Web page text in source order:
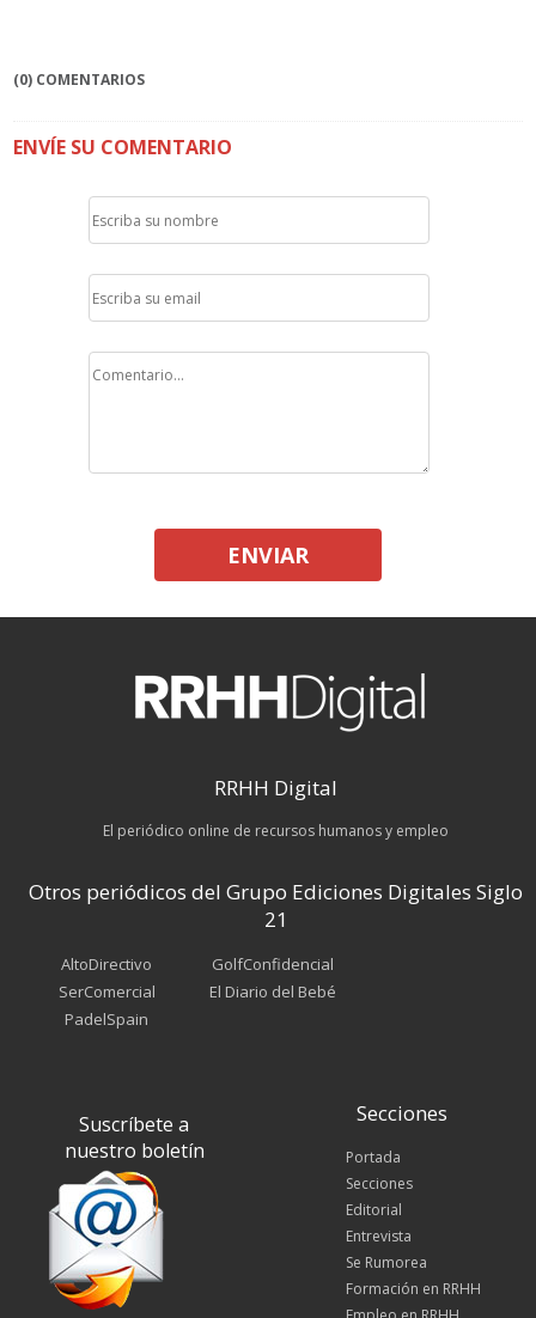
(0) COMENTARIOS
ENVÍE SU COMENTARIO
ENVIAR
RRHH Digital
El periódico online de recursos humanos y empleo
Otros periódicos del Grupo Ediciones Digitales Siglo
21
AltoDirectivo
SerComercial
PadelSpain
GolfConfidencial
El Diario del Bebé
Suscríbete a
nuestro boletín
Secciones
Portada
Secciones
Editorial
Entrevista
Se Rumorea
Formación en RRHH